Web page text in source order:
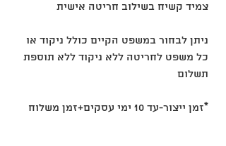
צמיד קשיח בשילוב חריטה אישית
ניתן לבחור במשפט הקיים כולל ניקוד או
כל משפט לחריטה ללא ניקוד ללא תוספת
תשלום
*זמן ייצור-עד 10 ימי עסקים+זמן משלוח